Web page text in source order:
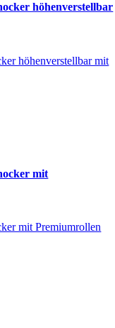
höhenverstellbar
höhenverstellbar mit
mit
mit Premiumrollen